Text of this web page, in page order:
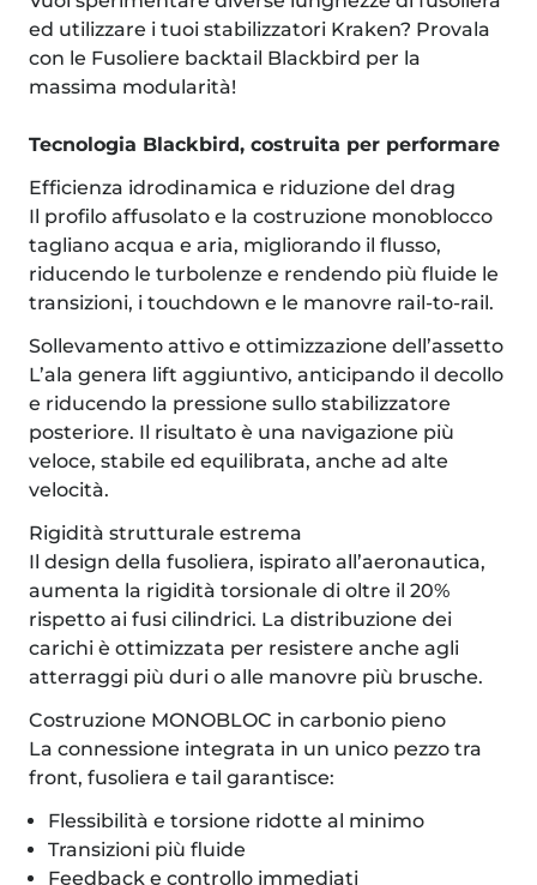
ed utilizzare i tuoi stabilizzatori Kraken? Provala
con le Fusoliere backtail Blackbird per la
massima modularità!
Tecnologia Blackbird, costruita per performare
Efficienza idrodinamica e riduzione del drag
Il profilo affusolato e la costruzione monoblocco
tagliano acqua e aria, migliorando il flusso,
riducendo le turbolenze e rendendo più fluide le
transizioni, i touchdown e le manovre rail-to-rail.
Sollevamento attivo e ottimizzazione dell’assetto
L’ala genera lift aggiuntivo, anticipando il decollo
e riducendo la pressione sullo stabilizzatore
posteriore. Il risultato è una navigazione più
veloce, stabile ed equilibrata, anche ad alte
velocità.
Rigidità strutturale estrema
Il design della fusoliera, ispirato all’aeronautica,
aumenta la rigidità torsionale di oltre il 20%
rispetto ai fusi cilindrici. La distribuzione dei
carichi è ottimizzata per resistere anche agli
atterraggi più duri o alle manovre più brusche.
Costruzione MONOBLOC in carbonio pieno
La connessione integrata in un unico pezzo tra
front, fusoliera e tail garantisce:
Flessibilità e torsione ridotte al minimo
Transizioni più fluide
Feedback e controllo immediati